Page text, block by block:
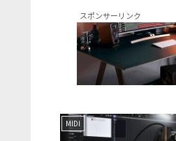
スポンサーリンク
MIDI